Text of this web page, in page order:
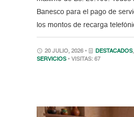
Banesco para el pago de
los montos de recarga
20 JULIO, 2026 • DESTACADOS,
SERVICIOS • VISITAS: 67